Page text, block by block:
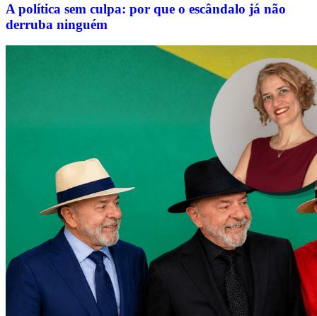
A política sem culpa: por que o escândalo já não
derruba ninguém